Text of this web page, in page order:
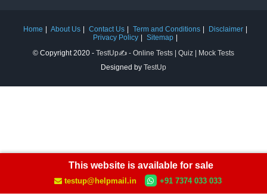
This website is available for sale
testup@helpmail.in +91 7374 033 033
Home About Us Contact Us Term and Conditions
Disclaimer
Privacy Policy
Sitemap
© Copyright 2020 - TestUp✍️ - Online Tests | Quiz | Mock Tests
Designed by TestUp